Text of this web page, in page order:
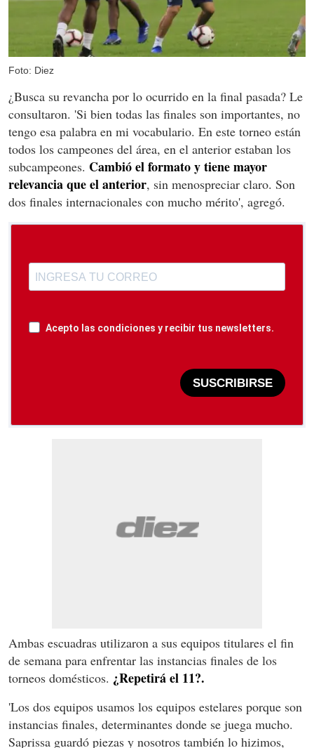
Foto: Diez
¿Busca su revancha por lo ocurrido en la final pasada? Le
consultaron. 'Si bien todas las finales son importantes, no
tengo esa palabra en mi vocabulario. En este torneo están
todos los campeones del área, en el anterior estaban los
subcampeones. Cambió el formato y tiene mayor
relevancia que el anterior, sin menospreciar claro. Son
dos finales internacionales con mucho mérito', agregó.
Acepto las condiciones y recibir tus newsletters.
SUSCRIBIRSE
Ambas escuadras utilizaron a sus equipos titulares el fin
de semana para enfrentar las instancias finales de los
torneos domésticos. ¿Repetirá el 11?.
'Los dos equipos usamos los equipos estelares porque son
instancias finales, determinantes donde se juega mucho.
Saprissa guardó piezas y nosotros también lo hizimos,